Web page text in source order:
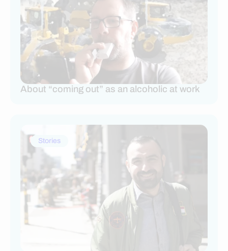
About “coming out” as an alcoholic at work
Stories